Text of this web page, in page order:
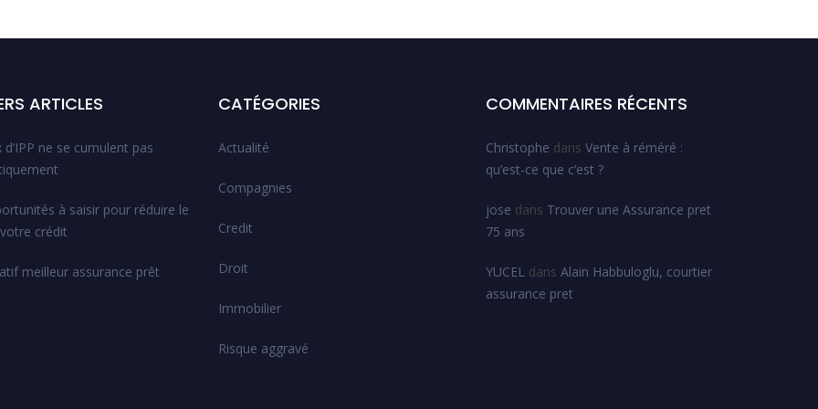
ARTICLES
d’IPP ne se cumulent pas
à saisir pour réduire le
crédit
meilleur assurance prêt
CATÉGORIES
Actualité
Compagnies
Credit
Droit
Immobilier
Risque aggravé
COMMENTAIRES RÉCENTS
Christophe dans Vente à réméré :
qu’est-ce que c’est ?
jose dans Trouver une Assurance pret
75 ans
YUCELdans Alain Habbuloglu, courtier
assurance pret